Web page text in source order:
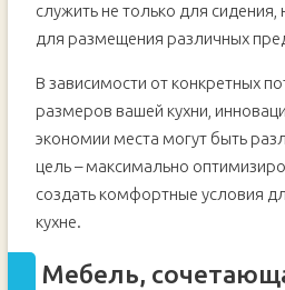
служить не только для сидения,
для размещения различных
В зависимости от конкретных
размеров вашей кухни,
экономии места могут быть
цель – максимально
создать комфортные условия
кухне.
Мебель,